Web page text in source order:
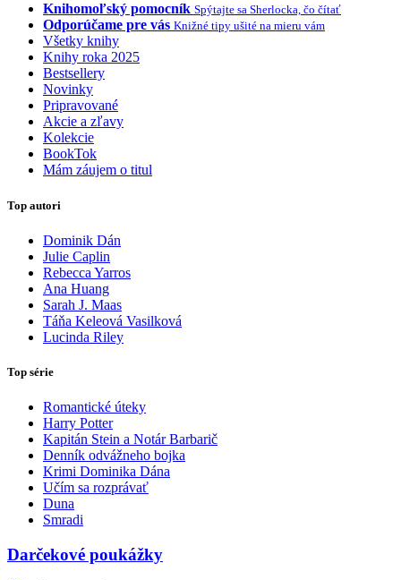
Knihomoľský pomocník Spýtajte sa Sherlocka, čo čítať
Odporúčame pre vás Knižné tipy ušité na mieru vám
Všetky knihy
Knihy roka 2025
Bestsellery
Novinky
Pripravované
Akcie a zľavy
Kolekcie
BookTok
Mám záujem o titul
Top autori
Dominik Dán
Julie Caplin
Rebecca Yarros
Ana Huang
Sarah J. Maas
Táňa Keleová Vasilková
Lucinda Riley
Top série
Romantické úteky
Harry Potter
Kapitán Stein a Notár Barbarič
Denník odvážneho bojka
Krimi Dominika Dána
Učím sa rozprávať
Duna
Smradi
Darčekové poukážky